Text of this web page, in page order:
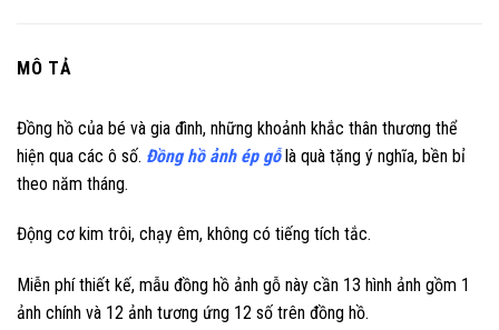
MÔ TẢ
Đồng hồ của bé và gia đình, những khoảnh khắc thân thương thể
hiện qua các ô số. Đồng hồ ảnh ép gỗlà quà tặng ý nghĩa, bền bỉ
theo năm tháng.
Động cơ kim trôi, chạy êm, không có tiếng tích tắc.
Miễn phí thiết kế, mẫu đồng hồ ảnh gỗ này cần 13 hình ảnh gồm 1
ảnh chính và 12 ảnh tương ứng 12 số trên đồng hồ.